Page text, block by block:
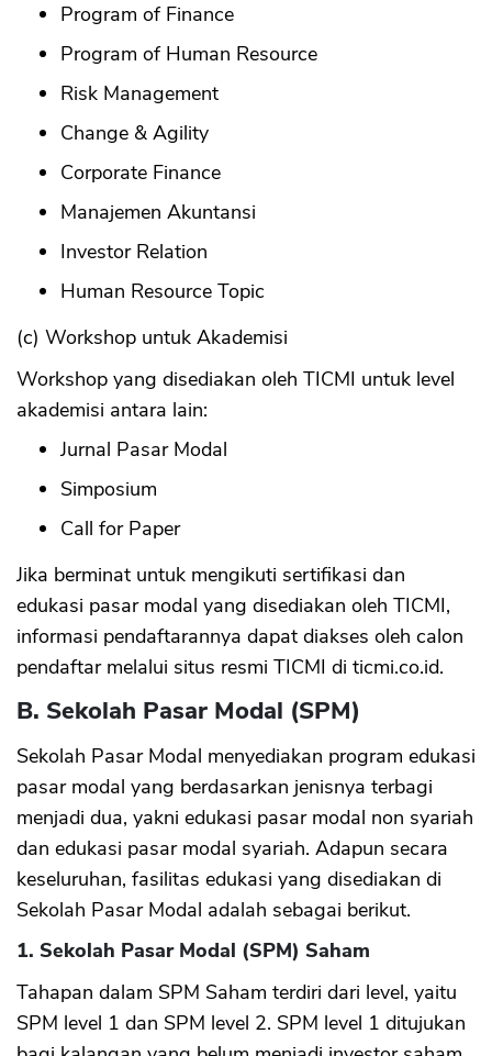
Program of Finance
Program of Human Resource
Risk Management
Change & Agility
Corporate Finance
Manajemen Akuntansi
Investor Relation
Human Resource Topic
(c) Workshop untuk Akademisi
Workshop yang disediakan oleh TICMI untuk level
akademisi antara lain:
Jurnal Pasar Modal
Simposium
Call for Paper
Jika berminat untuk mengikuti sertifikasi dan
edukasi pasar modal yang disediakan oleh TICMI,
informasi pendaftarannya dapat diakses oleh calon
pendaftar melalui situs resmi TICMI di ticmi.co.id.
B. Sekolah Pasar Modal (SPM)
Sekolah Pasar Modal menyediakan program edukasi
pasar modal yang berdasarkan jenisnya terbagi
menjadi dua, yakni edukasi pasar modal non syariah
dan edukasi pasar modal syariah. Adapun secara
keseluruhan, fasilitas edukasi yang disediakan di
Sekolah Pasar Modal adalah sebagai berikut.
1. Sekolah Pasar Modal (SPM) Saham
Tahapan dalam SPM Saham terdiri dari level, yaitu
SPM level 1 dan SPM level 2. SPM level 1 ditujukan